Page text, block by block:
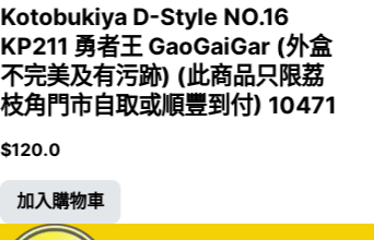
Kotobukiya D-Style NO.16
KP211 勇者王 GaoGaiGar (外盒
不完美及有污跡) (此商品只限荔
枝角門市自取或順豐到付) 10471
$120.0
加入購物車